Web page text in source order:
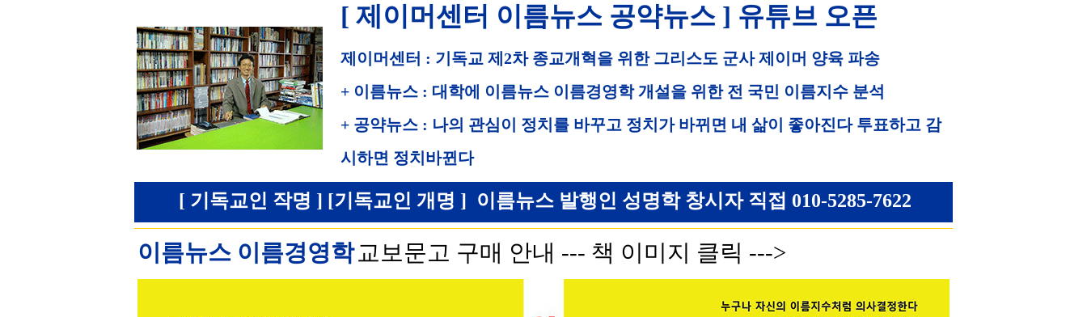
[ 제이머센터 이름뉴스 공약뉴스 ] 유튜브 오픈
제이머센터 : 기독교 제2차 종교개혁을 위한 그리스도 군사 제이머 양육 파송
+ 이름뉴스 : 대학에 이름뉴스 이름경영학 개설을 위한 전 국민 이름지수 분석
+ 공약뉴스 : 나의 관심이 정치를 바꾸고 정치가 바뀌면 내 삶이 좋아진다 투표하고 감
시하면 정치바뀐다
[ 기독교인 작명 ] [기독교인 개명 ] 이름뉴스 발행인 성명학 창시자 직접 010-5285-7622
이름뉴스 이름경영학 교보문고 구매 안내 --- 책 이미지 클릭 --->